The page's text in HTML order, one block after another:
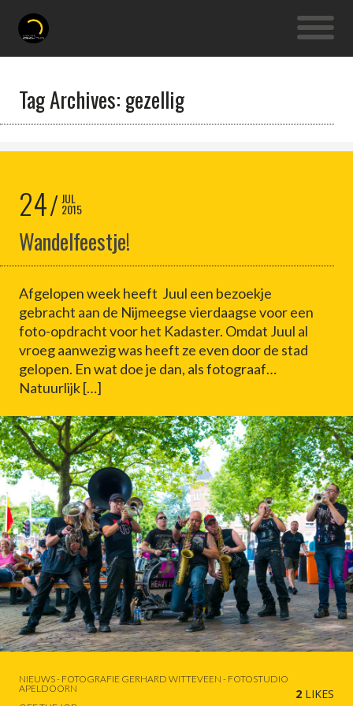
Tag Archives: gezellig
24 JUL
2015
Wandelfeestje!
Afgelopen week heeft Juul een bezoekje
gebracht aan de Nijmeegse vierdaagse voor een
foto-opdracht voor het Kadaster. Omdat Juul al
vroeg aanwezig was heeft ze even door de stad
gelopen. En wat doe je dan, als fotograaf…
Natuurlijk […]
NIEUWS - FOTOGRAFIE GERHARD WITTEVEEN - FOTOSTUDIO
APELDOORN
2 LIKES